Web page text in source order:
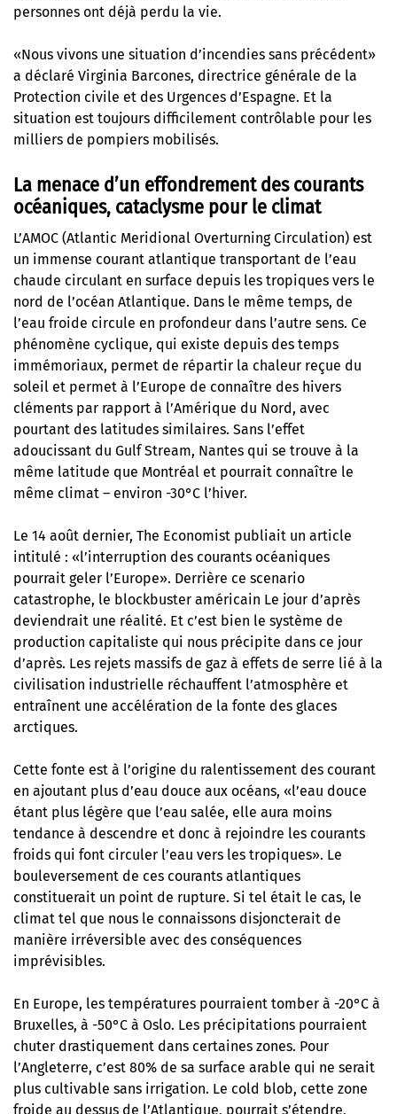
personnes ont déjà perdu la vie.
«Nous vivons une situation d’incendies sans précédent»
a déclaré Virginia Barcones, directrice générale de la
Protection civile et des Urgences d’Espagne. Et la
situation est toujours difficilement contrôlable pour les
milliers de pompiers mobilisés.
La menace d’un effondrement des courants
océaniques, cataclysme pour le climat
L’AMOC (Atlantic Meridional Overturning Circulation) est
un immense courant atlantique transportant de l’eau
chaude circulant en surface depuis les tropiques vers le
nord de l’océan Atlantique. Dans le même temps, de
l’eau froide circule en profondeur dans l’autre sens. Ce
phénomène cyclique, qui existe depuis des temps
immémoriaux, permet de répartir la chaleur reçue du
soleil et permet à l’Europe de connaître des hivers
cléments par rapport à l’Amérique du Nord, avec
pourtant des latitudes similaires. Sans l’effet
adoucissant du Gulf Stream, Nantes qui se trouve à la
même latitude que Montréal et pourrait connaître le
même climat – environ -30°C l’hiver.
Le 14 août dernier, The Economist publiait un article
intitulé : «l’interruption des courants océaniques
pourrait geler l’Europe». Derrière ce scenario
catastrophe, le blockbuster américain Le jour d’après
deviendrait une réalité. Et c’est bien le système de
production capitaliste qui nous précipite dans ce jour
d’après. Les rejets massifs de gaz à effets de serre lié à la
civilisation industrielle réchauffent l’atmosphère et
entraînent une accélération de la fonte des glaces
arctiques.
Cette fonte est à l’origine du ralentissement des courant
en ajoutant plus d’eau douce aux océans, «l’eau douce
étant plus légère que l’eau salée, elle aura moins
tendance à descendre et donc à rejoindre les courants
froids qui font circuler l’eau vers les tropiques». Le
bouleversement de ces courants atlantiques
constituerait un point de rupture. Si tel était le cas, le
climat tel que nous le connaissons disjoncterait de
manière irréversible avec des conséquences
imprévisibles.
En Europe, les températures pourraient tomber à -20°C à
Bruxelles, à -50°C à Oslo. Les précipitations pourraient
chuter drastiquement dans certaines zones. Pour
l’Angleterre, c’est 80% de sa surface arable qui ne serait
plus cultivable sans irrigation. Le cold blob, cette zone
froide au dessus de l’Atlantique, pourrait s’étendre,